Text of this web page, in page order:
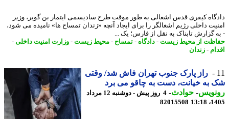
کیفری قدس اشغالی به طور موقت طرح سادیسمی ایتمار بن گویر، وزیر
داخلی رژیم اشغالگر را برای ایجاد آنچه «زندان تمساح ها» نامیده می شود،
گزارش تابناک به نقل از فارس؛ یک ...
از محیط زیست-دادگاه -تمساح-محیط زیست-وزارت امنیت داخلی -
-زندان
راز پارک جنوب تهران فاش شد/ وقتی
به خیانت، دست به چاقو می برد
-حوادث -
4 روز پیش - دوشنبه 12 مرداد
82015508